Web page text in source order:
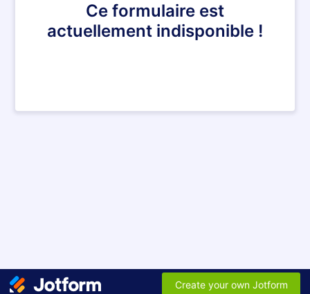
Ce formulaire est
actuellement indisponible !
Create your own Jotform